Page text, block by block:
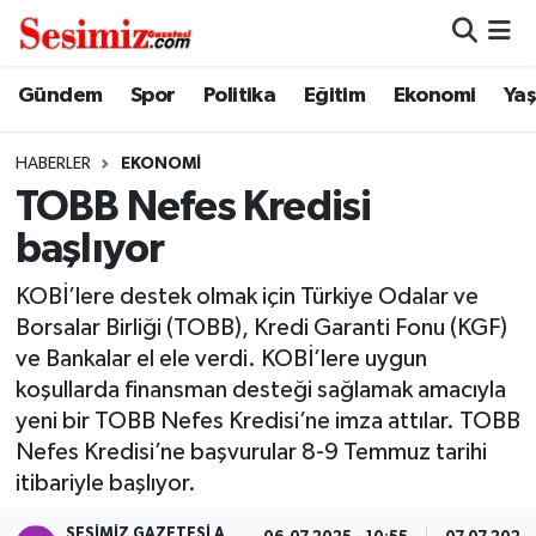
Gündem Spor Politika Eğitim Ekonomi
HABERLER EKONOMI
TOBB Nefes Kredisi
başlıyor
KOBİ’lere destek olmak için Türkiye Odalar ve
Borsalar Birliği (TOBB), Kredi Garanti Fonu (KGF)
ve Bankalar el ele verdi. KOBİ’lere uygun
koşullarda finansman desteği sağlamak amacıyla
yeni bir TOBB Nefes Kredisi’ne imza attılar. TOBB
Nefes Kredisi’ne başvurular 8-9 Temmuz tarihi
itibariyle başlıyor.
Dünya
Ekonomi
Genel
Gündem
Magazin
Politika
Nöbetçi Eczaneler
Namaz Vakitleri
Trafik Durumu
Süper Lig Puan Durumu ve Fikstür
Tüm Manşetler
Son Dakika Haberleri